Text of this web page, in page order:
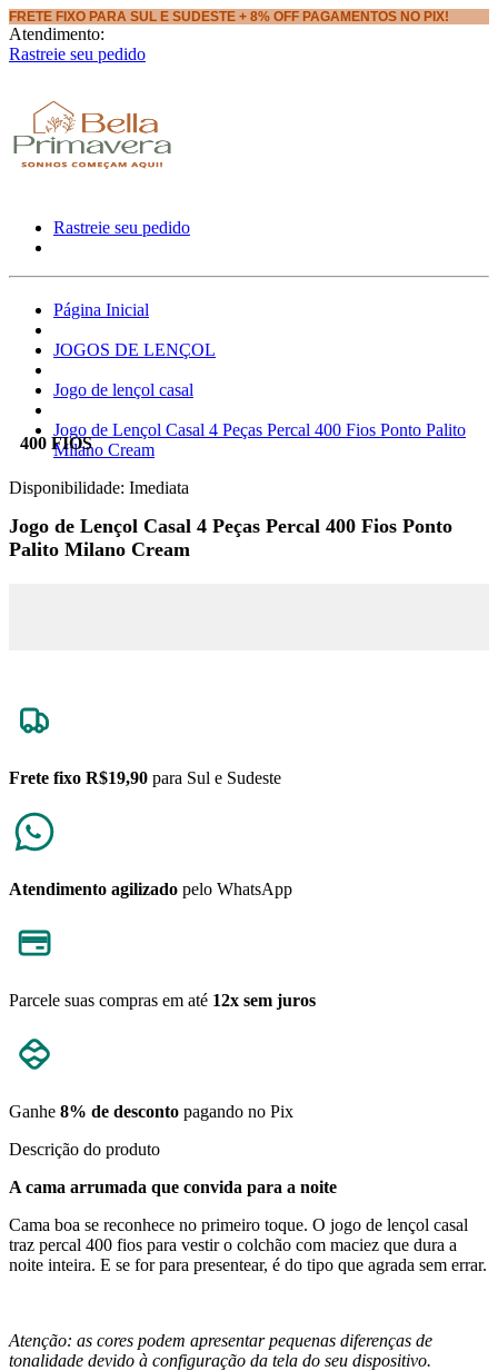
FRETE FIXO PARA SUL E SUDESTE + 8% OFF PAGAMENTOS NO PIX!
Atendimento:
Rastreie seu pedido
Rastreie seu pedido
Página Inicial
JOGOS DE LENÇOL
Jogo de lençol casal
Jogo de Lençol Casal 4 Peças Percal 400 Fios Ponto Palito
Milano Cream
400 FIOS
Disponibilidade: Imediata
Jogo de Lençol Casal 4 Peças Percal 400 Fios Ponto
Palito Milano Cream
Frete fixo R$19,90 para Sul e Sudeste
Atendimento agilizado pelo WhatsApp
Parcele suas compras em até 12x sem juros
Ganhe 8% de desconto pagando no Pix
Descrição do produto
A cama arrumada que convida para a noite
Cama boa se reconhece no primeiro toque. O jogo de lençol casal
traz percal 400 fios para vestir o colchão com maciez que dura a
noite inteira. E se for para presentear, é do tipo que agrada sem errar.
Atenção: as cores podem apresentar pequenas diferenças de
tonalidade devido à configuração da tela do seu dispositivo.